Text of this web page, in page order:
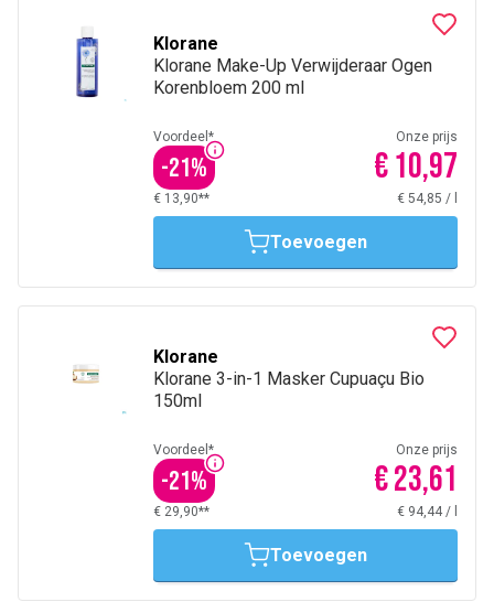
Klorane
Klorane Make-Up Verwijderaar Ogen
Korenbloem 200 ml
Voordeel*
-21%
Onze prijs
€ 10,97
€ 13,90** € 54,85 /
Toevoegen
Klorane
Klorane 3-in-1 Masker Cupuaçu Bio
150ml
Voordeel*
-21%
Onze prijs
€ 23,61
€ 29,90** € 94,44 /
Toevoegen